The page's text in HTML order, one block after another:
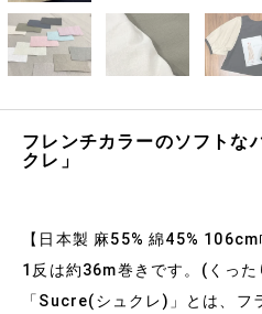
フレンチカラーのソフトな
クレ」
【日本製 麻55% 綿45% 106cm
1反は約36m巻きです。(くった
「Sucre(シュクレ)」とは、フ